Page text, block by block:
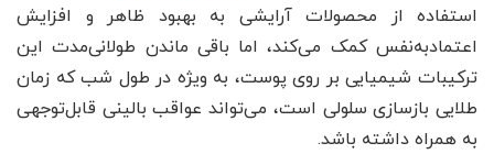
استفاده از محصولات آرایشی به بهبود ظاهر و افزایش
اعتمادبه‌نفس کمک می‌کند، اما باقی ماندن طولانی‌مدت این
ترکیبات شیمیایی بر روی پوست، به ویژه در طول شب که زمان
طلایی بازسازی سلولی است، می‌تواند عواقب بالینی قابل‌توجهی
به همراه داشته باشد.